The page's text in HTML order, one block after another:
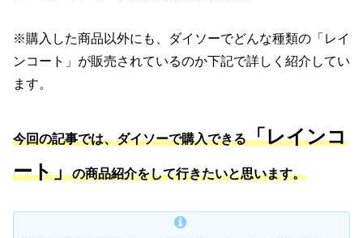
※購入した商品以外にも、ダイソーでどんな種類の「レイ
ンコート」が販売されているのか下記で詳しく紹介してい
ます。
今回の記事では、ダイソーで購入できる「レインコ
ート」の商品紹介をして行きたいと思います。